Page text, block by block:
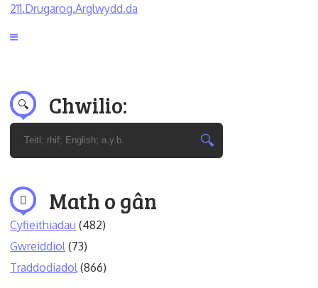
211.Drugarog.Arglwydd.da
Chwilio:
Math o gân
Cyfieithiadau (482)
Gwreiddiol (73)
Traddodiadol (866)